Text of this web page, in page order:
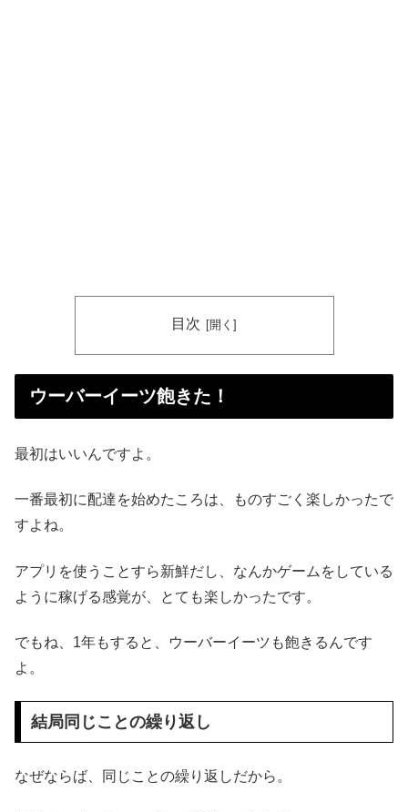
目次
ウーバーイーツ飽きた！
最初はいいんですよ。
一番最初に配達を始めたころは、ものすごく楽しかったで
すよね。
アプリを使うことすら新鮮だし、なんかゲームをしている
ように稼げる感覚が、とても楽しかったです。
でもね、1年もすると、ウーバーイーツも飽きるんです
よ。
結局同じことの繰り返し
なぜならば、同じことの繰り返しだから。